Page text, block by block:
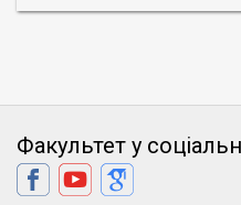
Факультет у